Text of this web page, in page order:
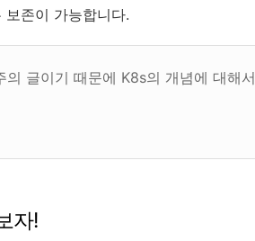
존이 가능합니다.
글이기 때문에 K8s의 개념에 대해서
자!